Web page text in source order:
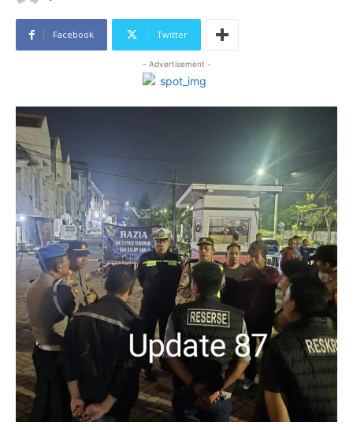
Facebook Twitter
- Advertisement -